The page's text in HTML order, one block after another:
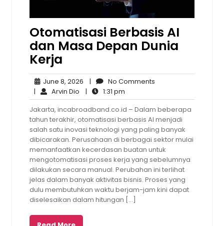
Otomatisasi Berbasis AI
dan Masa Depan Dunia
Kerja
June 8, 2026 June
8,
2026
| No Comments
| Arvin Dio Arvin
Dio
| 1:31 pm
pm
Jakarta, incabroadband.co.id – Dalam beberapa
tahun terakhir, otomatisasi berbasis AI menjadi
salah satu inovasi teknologi yang paling banyak
dibicarakan. Perusahaan di berbagai sektor mulai
memanfaatkan kecerdasan buatan untuk
mengotomatisasi proses kerja yang sebelumnya
dilakukan secara manual. Perubahan ini terlihat
jelas dalam banyak aktivitas bisnis. Proses yang
dulu membutuhkan waktu berjam-jam kini dapat
diselesaikan dalam hitungan […]